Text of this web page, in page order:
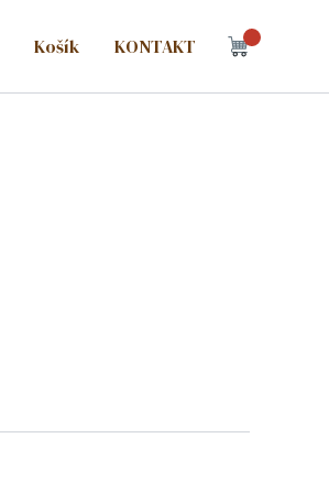
Košík KONTAKT